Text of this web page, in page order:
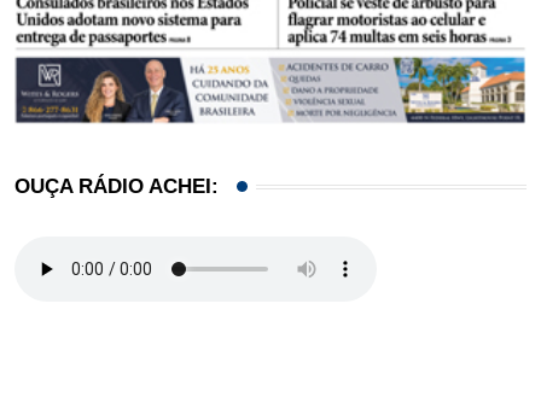
OUÇA RÁDIO ACHEI: